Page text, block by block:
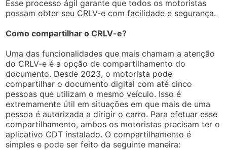
Esse processo ágil garante que todos os motoristas
possam obter seu CRLV-e com facilidade e segurança.
Como compartilhar o CRLV-e?
Uma das funcionalidades que mais chamam a atenção
do CRLV-e é a opção de compartilhamento do
documento. Desde 2023, o motorista pode
compartilhar o documento digital com até cinco
pessoas que utilizam o mesmo veículo. Isso é
extremamente útil em situações em que mais de uma
pessoa é autorizada a dirigir o carro. Para efetuar esse
compartilhamento, ambos os motoristas precisam ter o
aplicativo CDT instalado. O compartilhamento é
simples e pode ser feito da seguinte maneira: